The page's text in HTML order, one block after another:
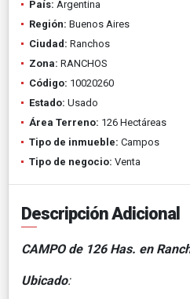
País: Argentina
Región: Buenos Aires
Ciudad: Ranchos
Zona: RANCHOS
Código: 10020260
Estado: Usado
Área Terreno: 126 Hectáreas
Tipo de inmueble: Campos
Tipo de negocio: Venta
Descripción Adicional
CAMPO de 126 Has. en
Ubicado: